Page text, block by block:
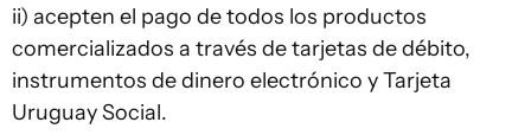
ii) acepten el pago de todos los productos
comercializados a través de tarjetas de débito,
instrumentos de dinero electrónico y Tarjeta
Uruguay Social.